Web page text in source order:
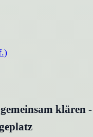
klären -